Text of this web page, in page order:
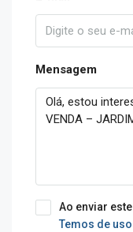
Mensagem
Ao enviar
Temos de uso